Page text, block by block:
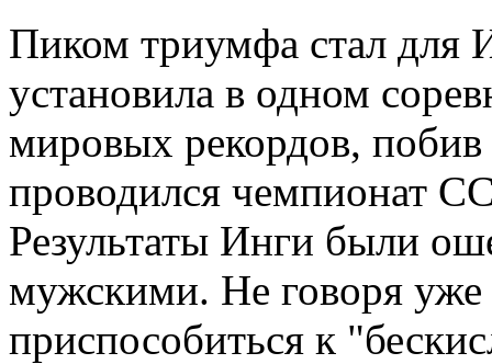
Пиком триумфа стал для
установила в одном
мировых рекордов,
проводился чемпионат
Результаты Инги были
мужскими. Не говоря уже
приспособиться к